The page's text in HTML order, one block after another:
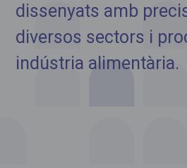
dissenyats amb
diversos sectors i
indústria alimentària.